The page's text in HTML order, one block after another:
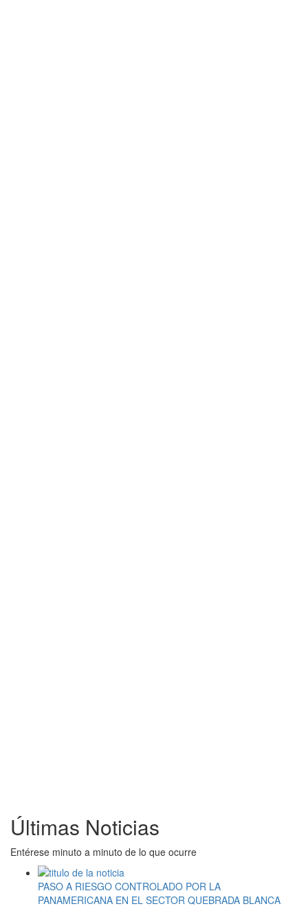
Últimas Noticias
Entérese minuto a minuto de lo que ocurre
PASO A RIESGO CONTROLADO POR LA
PANAMERICANA EN EL SECTOR QUEBRADA BLANCA